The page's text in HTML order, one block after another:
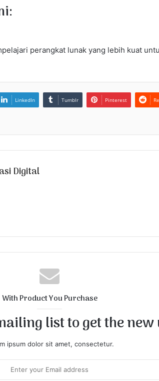
perangkat lunak yang lebih kuat
LinkedIn Tumblr Pinterest
Digital
With Product You Purchase
list to get the new
ipsum dolor sit amet, consectetur.